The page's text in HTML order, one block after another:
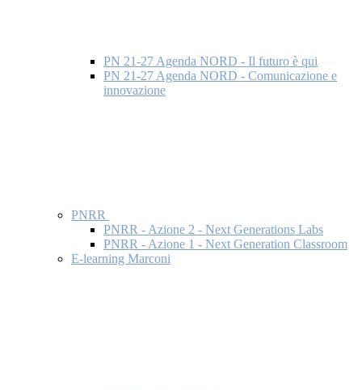
PN 21-27 Agenda NORD - Il futuro è qui
PN 21-27 Agenda NORD - Comunicazione e
innovazione
PNRR
PNRR - Azione 2 - Next Generations Labs
PNRR - Azione 1 - Next Generation Classroom
E-learning Marconi